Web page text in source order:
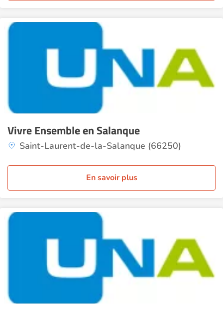
Vivre Ensemble en Salanque
Saint-Laurent-de-la-Salanque (66250)
En savoir plus